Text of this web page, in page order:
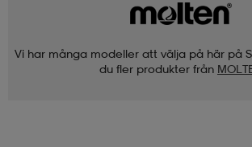
Vi har många modeller att välja på här på
du fler produkter från